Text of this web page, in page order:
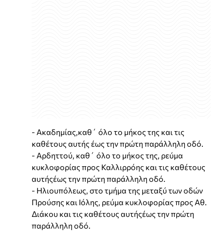
- Ακαδημίας,καθ΄ όλο το μήκος της και τις
καθέτους αυτής έως την πρώτη παράλληλη οδό.
- Αρδηττού, καθ΄ όλο το μήκος της, ρεύμα
κυκλοφορίας προς Καλλιρρόης και τις καθέτους
αυτήςέως την πρώτη παράλληλη οδό.
- Ηλιουπόλεως, στο τμήμα της μεταξύ των οδών
Προύσης και Ιόλης, ρεύμα κυκλοφορίας προς Αθ.
Διάκου και τις καθέτους αυτήςέως την πρώτη
παράλληλη οδό.